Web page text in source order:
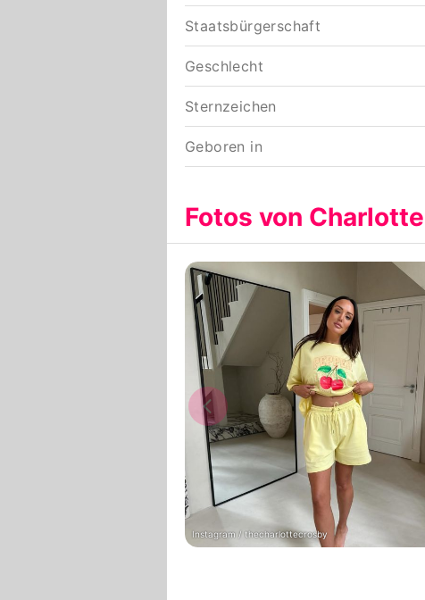
Staatsbürgerschaft
Geschlecht
Sternzeichen
Geboren in
Fotos von
Instagram / thecharlottecrosby